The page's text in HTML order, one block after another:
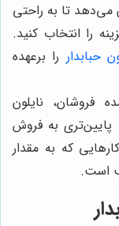
می‌دهد تا به راحتی
را انتخاب کنید.
حبابدار را برعهده
فروشان، نایلون
پایین‌تری به فروش
که به مقدار
است.